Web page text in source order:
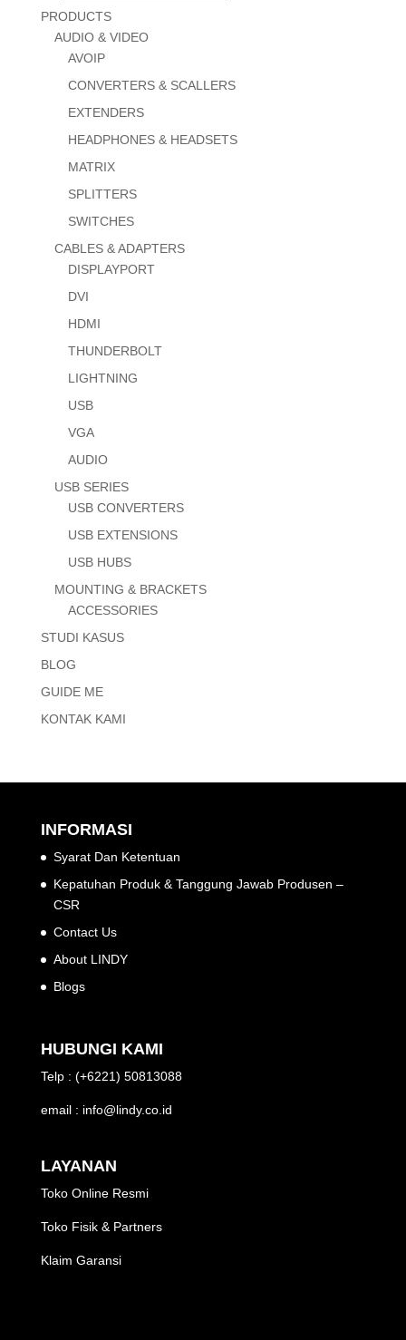
PRODUCTS
AUDIO & VIDEO
AVOIP
CONVERTERS & SCALLERS
EXTENDERS
HEADPHONES & HEADSETS
MATRIX
SPLITTERS
SWITCHES
CABLES & ADAPTERS
DISPLAYPORT
DVI
HDMI
THUNDERBOLT
LIGHTNING
USB
VGA
AUDIO
USB SERIES
USB CONVERTERS
USB EXTENSIONS
USB HUBS
MOUNTING & BRACKETS
ACCESSORIES
STUDI KASUS
BLOG
GUIDE ME
KONTAK KAMI
INFORMASI
Syarat Dan Ketentuan
Kepatuhan Produk & Tanggung Jawab Produsen –
CSR
Contact Us
About LINDY
Blogs
HUBUNGI KAMI
Telp : (+6221) 50813088
email : info@lindy.co.id
LAYANAN
Toko Online Resmi
Toko Fisik & Partners
Klaim Garansi